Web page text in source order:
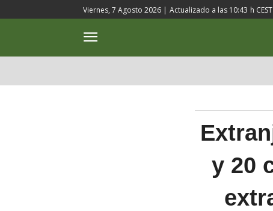
Viernes, 7 Agosto 2026 | Actualizado a las 10:43 h CEST
y 20